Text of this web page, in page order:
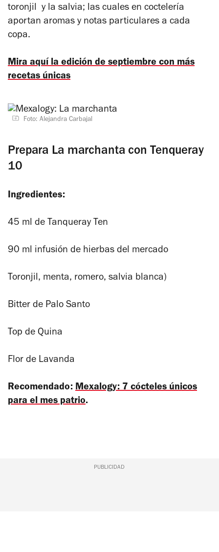
toronjil y la salvia; las cuales en coctelería
aportan aromas y notas particulares a cada
copa.
Mira aquí la edición de septiembre con más
recetas únicas
Foto: Alejandra Carbajal
Prepara La marchanta con Tenqueray
10
Ingredientes:
45 ml de Tanqueray Ten
90 ml infusión de hierbas del mercado
Toronjil, menta, romero, salvia blanca)
Bitter de Palo Santo
Top de Quina
Flor de Lavanda
Recomendado: Mexalogy: 7 cócteles únicos
para el mes patrio.
PUBLICIDAD